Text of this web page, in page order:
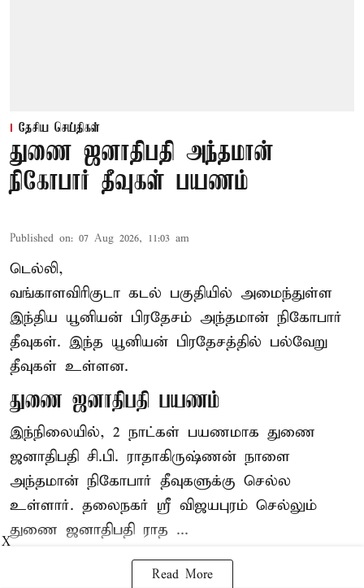
தேசிய செய்திகள்
துணை ஜனாதிபதி அந்தமான்
நிகோபார் தீவுகள் பயணம்
Published on: 07 Aug 2026, 11:03 am
டெல்லி,
வங்காளவிரிகுடா கடல் பகுதியில் அமைந்துள்ள
இந்திய யூனியன் பிரதேசம் அந்தமான் நிகோபார்
தீவுகள். இந்த யூனியன் பிரதேசத்தில் பல்வேறு
தீவுகள் உள்ளன.
துணை ஜனாதிபதி பயணம்
இந்நிலையில், 2 நாட்கள் பயணமாக துணை
ஜனாதிபதி சி.பி. ராதாகிருஷ்ணன் நாளை
அந்தமான் நிகோபார் தீவுகளுக்கு செல்ல
உள்ளார். தலைநகர் ஸ்ரீ விஜயபுரம் செல்லும்
துணை ஜனாதிபதி ராத ...
Read More
X